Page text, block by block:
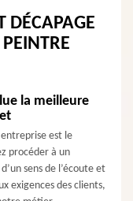
DÉCAPAGE
la meilleure
est le
procéder à un
sens de l’écoute et
exigences des clients,